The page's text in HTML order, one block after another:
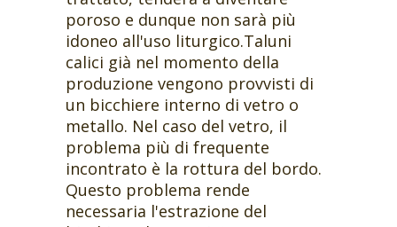
poroso e dunque non sarà più
idoneo all'uso liturgico.Taluni
calici già nel momento della
produzione vengono provvisti di
un bicchiere interno di vetro o
metallo. Nel caso del vetro, il
problema più di frequente
incontrato è la rottura del bordo.
Questo problema rende
necessaria l'estrazione del